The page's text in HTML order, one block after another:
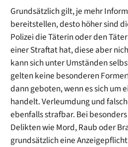
Grundsätzlich gilt, je mehr
bereitstellen, desto höher sind
Polizei die Täterin oder den
einer Straftat hat, diese aber
kann sich unter Umständen
gelten keine besonderen
dann geboten, wenn es sich um
handelt. Verleumdung und
ebenfalls strafbar. Bei
Delikten wie Mord, Raub oder
grundsätzlich eine